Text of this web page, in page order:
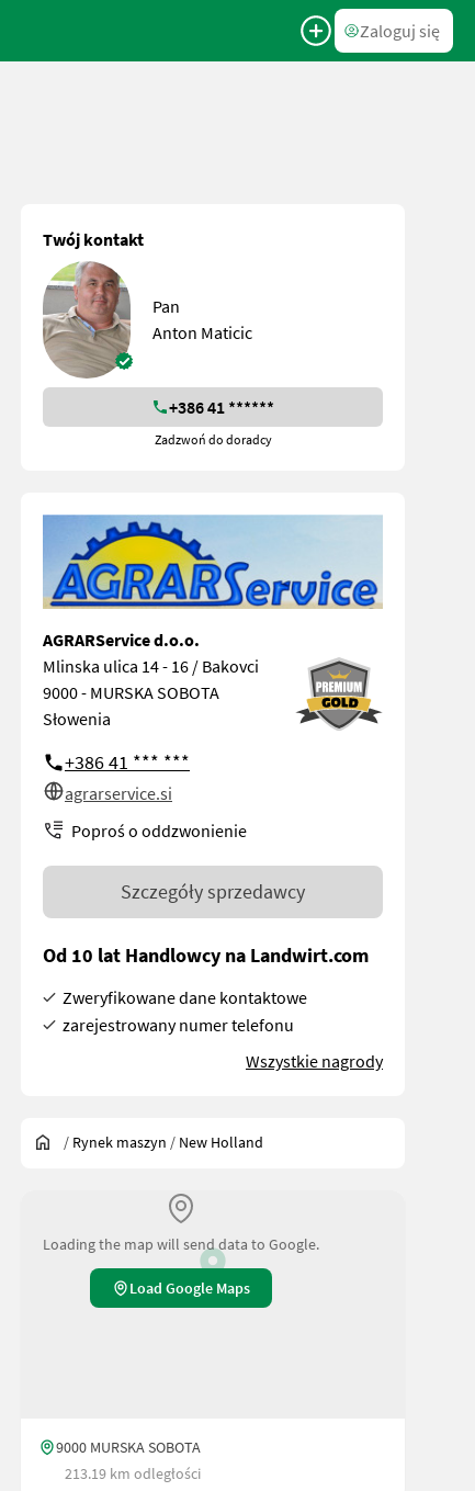
Zaloguj się
Twój kontakt
Pan
Anton Maticic
+386 41 ******
Zadzwoń do doradcy
AGRARService d.o.o.
Mlinska ulica 14 - 16 / Bakovci
9000 - MURSKA SOBOTA
Słowenia
+386 41 *** ***
agrarservice.si
Poproś o oddzwonienie
Szczegóły sprzedawcy
Od 10 lat Handlowcy na Landwirt.com
Zweryfikowane dane kontaktowe
zarejestrowany numer telefonu
Wszystkie nagrody
/ Rynek maszyn / New Holland
Loading the map will send data to Google.
Load Google Maps
9000 MURSKA SOBOTA
213.19 km odległości